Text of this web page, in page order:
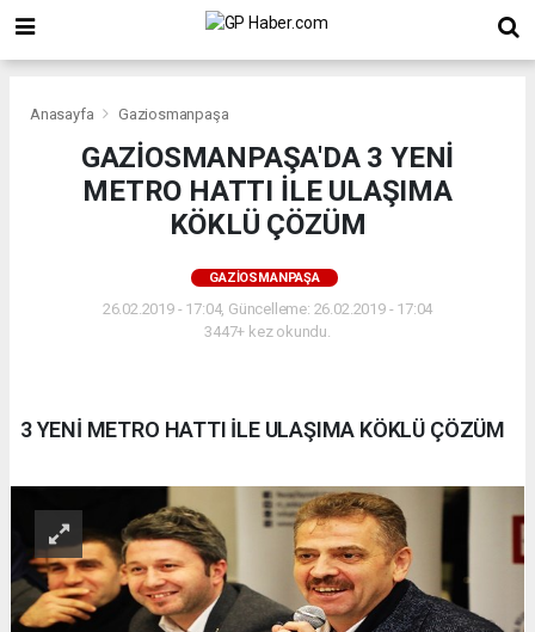
Anasayfa Gaziosmanpaşa
GAZİOSMANPAŞA'DA 3 YENİ
METRO HATTI İLE ULAŞIMA
KÖKLÜ ÇÖZÜM
GAZIOSMANPAŞA
26.02.2019 - 17:04, Güncelleme: 26.02.2019 - 17:04
3447+ kez okundu.
3 YENİ METRO HATTI İLE ULAŞIMA KÖKLÜ ÇÖZÜM